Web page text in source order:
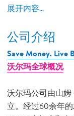
的经验，能够从全局视角出发
3. 沟通与影响力： 具备优秀
的影响力，推动项目顺利进行。
4. 变革推动者： 有成功推动
程，实现业务目标。
展开内容...
公司介绍
Save Money. Live
沃尔玛全球概况
沃尔玛公司由山姆
立。经过60余年